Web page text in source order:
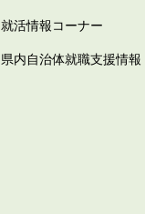
就活情報コーナー
県内自治体就職支援情報